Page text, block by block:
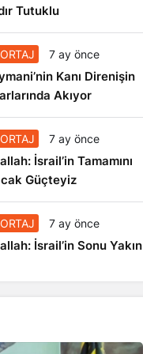
Tutuklu
7 ay önce
Kanı Direnişin
Akıyor
7 ay önce
İsrail’in Tamamını
Güçteyiz
7 ay önce
İsrail’in Sonu Yakın